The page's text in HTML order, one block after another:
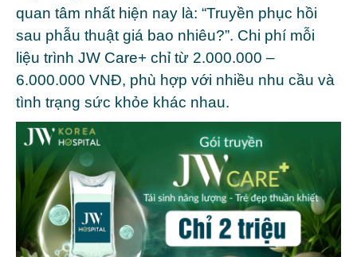
quan tâm nhất hiện nay là: “Truyền phục hồi
sau phẫu thuật giá bao nhiêu?”. Chi phí mỗi
liệu trình JW Care+ chỉ từ 2.000.000 –
6.000.000 VNĐ, phù hợp với nhiều nhu cầu và
tình trạng sức khỏe khác nhau.